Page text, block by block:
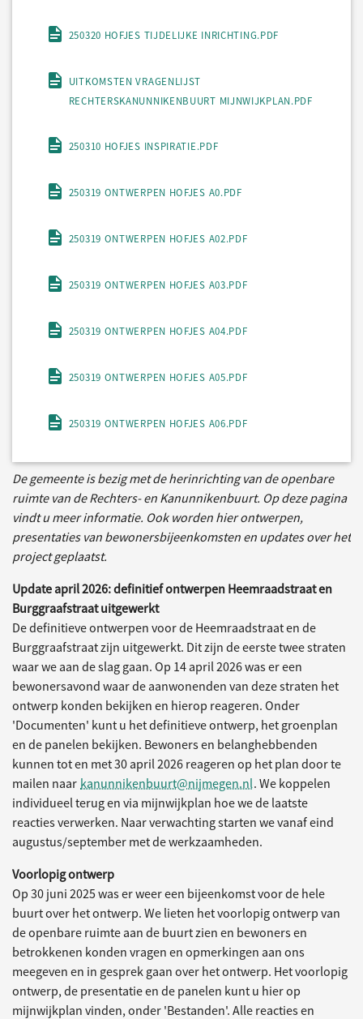
250320 HOFJES TIJDELIJKE INRICHTING.PDF
UITKOMSTEN VRAGENLIJST
RECHTERSKANUNNIKENBUURT MIJNWIJKPLAN.PDF
250310 HOFJES INSPIRATIE.PDF
250319 ONTWERPEN HOFJES A0.PDF
250319 ONTWERPEN HOFJES A02.PDF
250319 ONTWERPEN HOFJES A03.PDF
250319 ONTWERPEN HOFJES A04.PDF
250319 ONTWERPEN HOFJES A05.PDF
250319 ONTWERPEN HOFJES A06.PDF
De gemeente is bezig met de herinrichting van de openbare
ruimte van de Rechters- en Kanunnikenbuurt. Op deze pagina
vindt u meer informatie. Ook worden hier ontwerpen,
presentaties van bewonersbijeenkomsten en updates over het
project geplaatst.
Update april 2026: definitief ontwerpen Heemraadstraat en
Burggraafstraat uitgewerkt
De definitieve ontwerpen voor de Heemraadstraat en de
Burggraafstraat zijn uitgewerkt. Dit zijn de eerste twee straten
waar we aan de slag gaan. Op 14 april 2026 was er een
bewonersavond waar de aanwonenden van deze straten het
ontwerp konden bekijken en hierop reageren. Onder
'Documenten' kunt u het definitieve ontwerp, het groenplan
en de panelen bekijken. Bewoners en belanghebbenden
kunnen tot en met 30 april 2026 reageren op het plan door te
mailen naar kanunnikenbuurt@nijmegen.nl. We koppelen
individueel terug en via mijnwijkplan hoe we de laatste
reacties verwerken. Naar verwachting starten we vanaf eind
augustus/september met de werkzaamheden.
Voorlopig ontwerp
Op 30 juni 2025 was er weer een bijeenkomst voor de hele
buurt over het ontwerp. We lieten het voorlopig ontwerp van
de openbare ruimte aan de buurt zien en bewoners en
betrokkenen konden vragen en opmerkingen aan ons
meegeven en in gesprek gaan over het ontwerp. Het voorlopig
ontwerp, de presentatie en de panelen kunt u hier op
mijnwijkplan vinden, onder 'Bestanden'. Alle reacties en